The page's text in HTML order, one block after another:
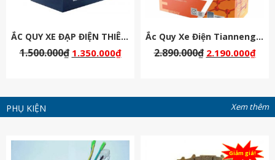
ẮC QUY XE ĐẠP ĐIỆN THIÊN NĂNG 48V-12AH
1.500.000₫ 1.350.000₫
Ắc Quy Xe Điện Tianneng ( Thiên Năng ) Chịu Nhiệt 60v 25Ah
2.890.000₫ 2.190.000₫
PHỤ KIỆN Xem thêm
Giảm giá!